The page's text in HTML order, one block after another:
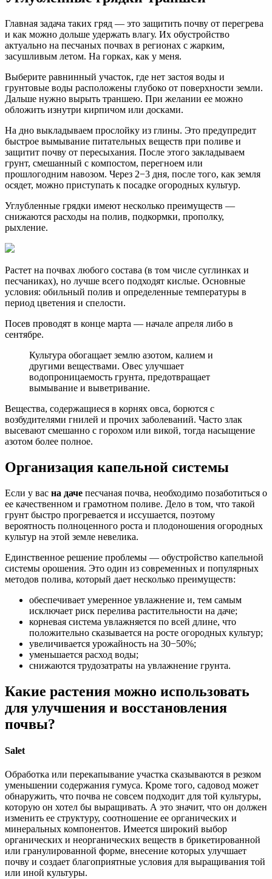
Главная задача таких гряд — это защитить почву от перегрева
и как можно дольше удержать влагу. Их обустройство
актуально на песчаных почвах в регионах с жарким,
засушливым летом. На горках, как у меня.
Выберите равнинный участок, где нет застоя воды и
грунтовые воды расположены глубоко от поверхности земли.
Дальше нужно вырыть траншею. При желании ее можно
обложить изнутри кирпичом или досками.
На дно выкладываем прослойку из глины. Это предупредит
быстрое вымывание питательных веществ при поливе и
защитит почву от пересыхания. После этого закладываем
грунт, смешанный с компостом, перегноем или
прошлогодним навозом. Через 2−3 дня, после того, как земля
осядет, можно приступать к посадке огородных культур.
Углубленные грядки имеют несколько преимуществ —
снижаются расходы на полив, подкормки, прополку,
рыхление.
Растет на почвах любого состава (в том числе суглинках и
песчаниках), но лучше всего подходят кислые. Основные
условия: обильный полив и определенные температуры в
период цветения и спелости.
Посев проводят в конце марта — начале апреля либо в
сентябре.
Культура обогащает землю азотом, калием и
другими веществами. Овес улучшает
водопроницаемость грунта, предотвращает
вымывание и выветривание.
Вещества, содержащиеся в корнях овса, борются с
возбудителями гнилей и прочих заболеваний. Часто злак
высевают смешанно с горохом или викой, тогда насыщение
азотом более полное.
Организация капельной системы
Если у вас на даче песчаная почва, необходимо позаботиться о
ее качественном и грамотном поливе. Дело в том, что такой
грунт быстро прогревается и иссушается, поэтому
вероятность полноценного роста и плодоношения огородных
культур на этой земле невелика.
Единственное решение проблемы — обустройство капельной
системы орошения. Это один из современных и популярных
методов полива, который дает несколько преимуществ:
обеспечивает умеренное увлажнение и, тем самым
исключает риск перелива растительности на даче;
корневая система увлажняется по всей длине, что
положительно сказывается на росте огородных культур;
увеличивается урожайность на 30−50%;
уменьшается расход воды;
снижаются трудозатраты на увлажнение грунта.
Какие растения можно использовать
для улучшения и восстановления
почвы?
Salet
​Обработка или перекапывание участка сказываются в резком
уменьшении содержания гумуса. Кроме того, садовод может
обнаружить, что почва не совсем подходит для той культуры,
которую он хотел бы выращивать. А это значит, что он должен
изменить ее структуру, соотношение ее органических и
минеральных компонентов. Имеется широкий выбор
органических и неорганических веществ в брикетированной
или гранулированной форме, внесение которых улучшает
почву и создает благоприятные условия для выращивания той
или иной культуры.​